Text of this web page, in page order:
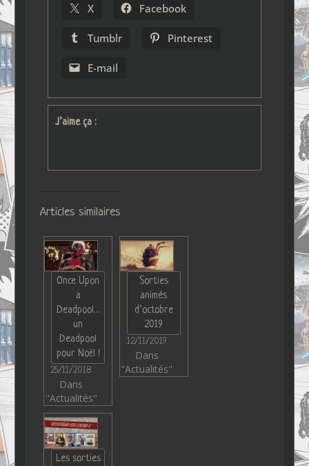
X Facebook
Tumblr Pinterest
E-mail
J’aime ça :
Articles similaires
Once Upon
a
Deadpool…
un
Deadpool
pour Noël !
25/11/2018
Dans
"Actualités"
Sorties
animés
d’octobre
2019
12/11/2019
Dans
"Actualités"
Les sorties